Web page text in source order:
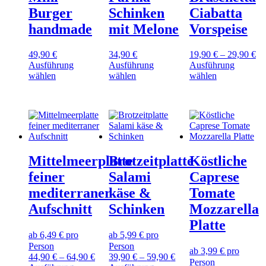
können
auf
der
Produktseite
gewählt
werden
Burger
handmade
49,90 €
Ausführung
wählen
Varianten
auf.
Die
können
auf
der
Produktseite
gewählt
werden
Schinken
mit Melone
34,90€
Ausführung
wählen
Varianten
auf.
Die
können
auf
der
Produktseite
gewählt
werden
Ciabatta
Vorspeise
19,90 €– 29,90 €
Ausführung
wählenDieses
Varianten
auf.
Die
können
auf
der
Produktseite
gewählt
werden
Mittelmeerplatte
feiner
mediterraner
Aufschnitt
ab 6,49 € pro
Person
44,90 € – 64,90 €
Brotzeitplatte
Salami
käse &
Schinken
ab 5,99 € pro
Person
39,90€ – 59,90€
Köstliche
Caprese
Tomate
Mozzarella
Platte
ab 3,99 € pro
Person